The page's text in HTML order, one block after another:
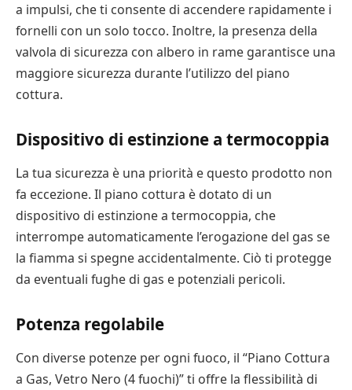
a impulsi, che ti consente di accendere rapidamente i
fornelli con un solo tocco. Inoltre, la presenza della
valvola di sicurezza con albero in rame garantisce una
maggiore sicurezza durante l’utilizzo del piano
cottura.
Dispositivo di estinzione a termocoppia
La tua sicurezza è una priorità e questo prodotto non
fa eccezione. Il piano cottura è dotato di un
dispositivo di estinzione a termocoppia, che
interrompe automaticamente l’erogazione del gas se
la fiamma si spegne accidentalmente. Ciò ti protegge
da eventuali fughe di gas e potenziali pericoli.
Potenza regolabile
Con diverse potenze per ogni fuoco, il “Piano Cottura
a Gas, Vetro Nero (4 fuochi)” ti offre la flessibilità di